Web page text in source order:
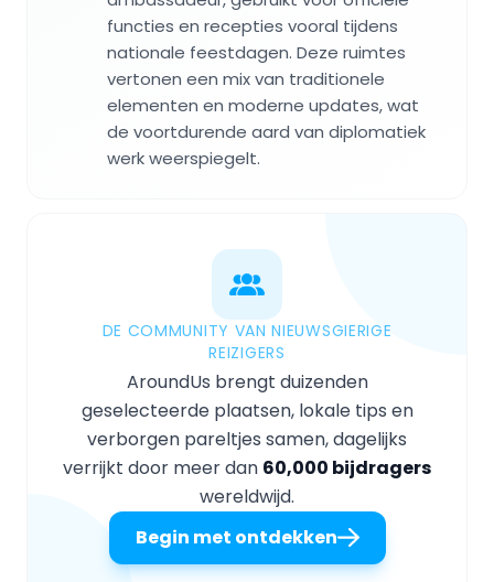
functies en recepties vooral tijdens
nationale feestdagen. Deze ruimtes
vertonen een mix van traditionele
elementen en moderne updates, wat
de voortdurende aard van diplomatiek
werk weerspiegelt.
DE COMMUNITY VAN NIEUWSGIERIGE
REIZIGERS
AroundUs brengt duizenden
geselecteerde plaatsen, lokale tips en
verborgen pareltjes samen, dagelijks
verrijkt door meer dan 60,000 bijdragers
wereldwijd.
Begin met ontdekken